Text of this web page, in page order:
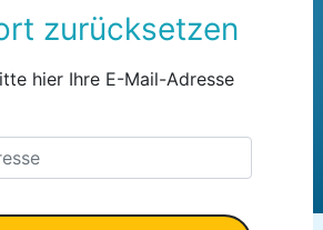
zurücksetzen
hier Ihre E-Mail-Adresse